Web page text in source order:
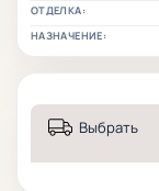
ОТДЕЛКА:
НАЗНАЧЕНИЕ:
Выбрать